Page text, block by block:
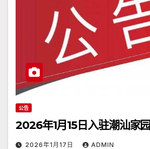
公告
2026年1月15日入驻潮汕家园
2026年1月17日 ADMIN